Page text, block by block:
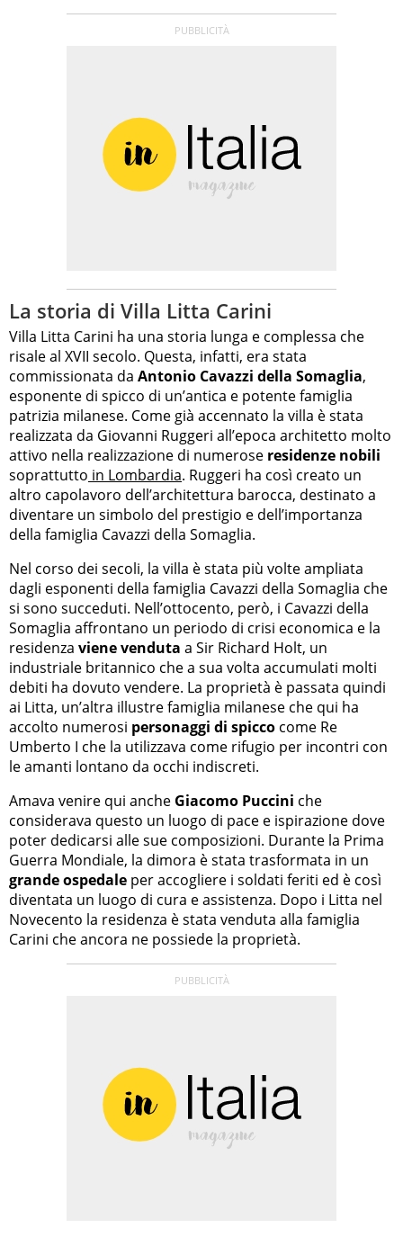
La storia di Villa Litta Carini
Villa Litta Carini ha una storia lunga e complessa che
risale al XVII secolo. Questa, infatti, era stata
commissionata da Antonio Cavazzi della Somaglia,
esponente di spicco di un’antica e potente famiglia
patrizia milanese. Come già accennato la villa è stata
realizzata da Giovanni Ruggeri all’epoca architetto molto
attivo nella realizzazione di numerose residenze nobili
soprattutto in Lombardia. Ruggeri ha così creato un
altro capolavoro dell’architettura barocca, destinato a
diventare un simbolo del prestigio e dell’importanza
della famiglia Cavazzi della Somaglia.
Nel corso dei secoli, la villa è stata più volte ampliata
dagli esponenti della famiglia Cavazzi della Somaglia che
si sono succeduti. Nell’ottocento, però, i Cavazzi della
Somaglia affrontano un periodo di crisi economica e la
residenza viene venduta a Sir Richard Holt, un
industriale britannico che a sua volta accumulati molti
debiti ha dovuto vendere. La proprietà è passata quindi
ai Litta, un’altra illustre famiglia milanese che qui ha
accolto numerosi personaggi di spicco come Re
Umberto I che la utilizzava come rifugio per incontri con
le amanti lontano da occhi indiscreti.
Amava venire qui anche Giacomo Puccini che
considerava questo un luogo di pace e ispirazione dove
poter dedicarsi alle sue composizioni. Durante la Prima
Guerra Mondiale, la dimora è stata trasformata in un
grande ospedale per accogliere i soldati feriti ed è così
diventata un luogo di cura e assistenza. Dopo i Litta nel
Novecento la residenza è stata venduta alla famiglia
Carini che ancora ne possiede la proprietà.